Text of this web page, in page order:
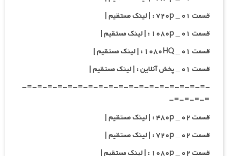
قسمت ۰۱ _ ۷۲۰p : | لینک مستقیم |
قسمت ۰۱ _ ۱۰۸۰p : | لینک مستقیم |
قسمت ۰۱ _ ۱۰۸۰HQ : | لینک مستقیم |
قسمت ۰۱ _ پخش آنلاین : | لینک مستقیم |
-=-=-=-=-=-=-=-=-=-=-=-=-=-=-=-=-=-=-
=-=-=-=-
قسمت ۰۲ _ ۴۸۰p : | لینک مستقیم |
قسمت ۰۲ _ ۷۲۰p : | لینک مستقیم |
قسمت ۰۲ _ ۱۰۸۰p : | لینک مستقیم |